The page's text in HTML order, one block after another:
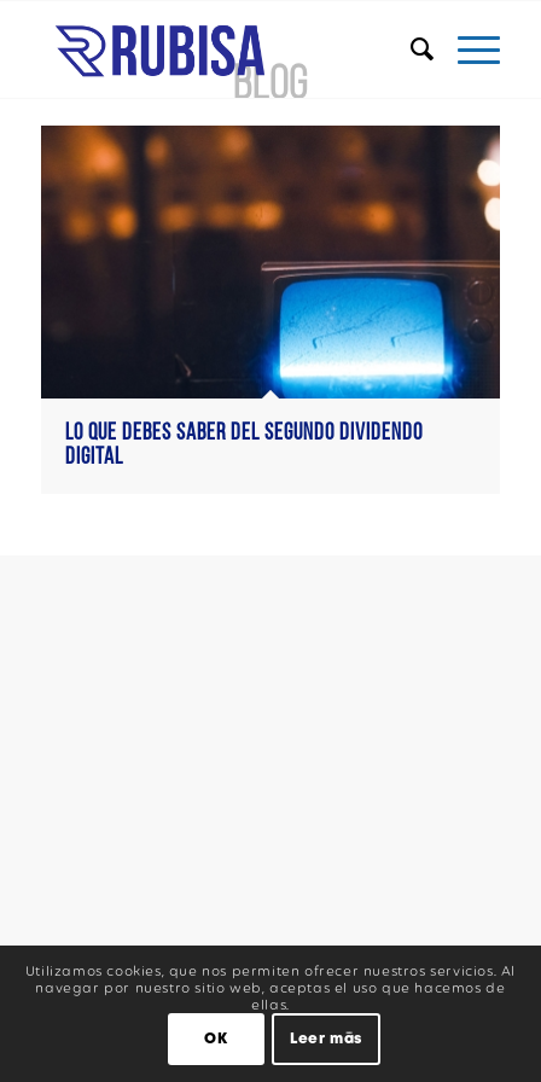
BLOG
Lo que debes saber del Segundo Dividendo
Digital
Utilizamos cookies, que nos permiten ofrecer nuestros servicios. Al
navegar por nuestro sitio web, aceptas el uso que hacemos de
ellas.
OK Leer más